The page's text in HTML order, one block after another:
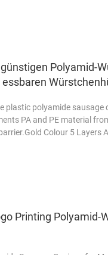
Polyamid-
plastic polyamide sausage
PA and PE material
Colour 5 Layers
Printing Polyamid-